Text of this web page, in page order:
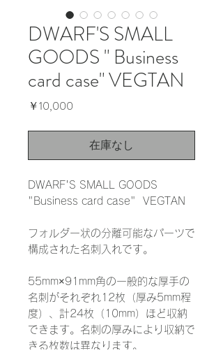
DWARF'S SMALL
GOODS " Business
card case" VEGTAN
￥10,000
在庫なし
DWARF'S SMALL GOODS
"Business card case" VEGTAN
フォルダー状の分離可能なパーツで
構成された名刺入れです。
55mm×91mm角の一般的な厚手の
名刺がそれぞれ12枚（厚み5mm程
度）、計24枚（10mm）ほど収納
できます。名刺の厚みにより収納で
きる枚数は異なります。